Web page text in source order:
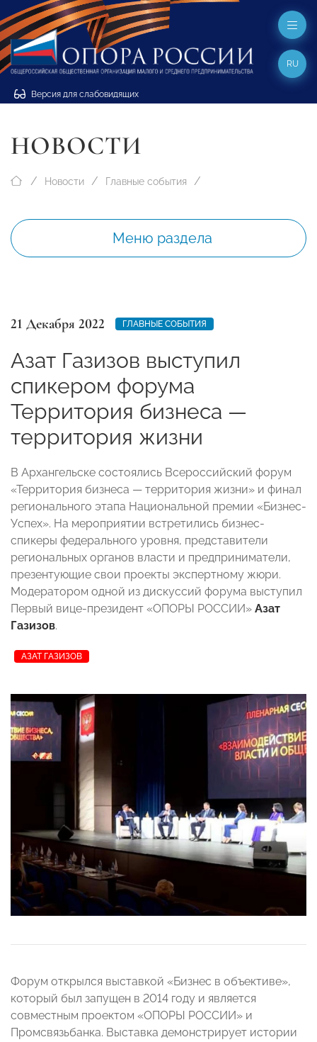
Версия для слабовидящих
RU
НОВОСТИ
Новости Главные события
Меню раздела
21 Декабря 2022 ГЛАВНЫЕ СОБЫТИЯ
Азат Газизов выступил
спикером форума
Территория бизнеса —
территория жизни
В Архангельске состоялись Всероссийский форум
«Территория бизнеса — территория жизни» и финал
регионального этапа Национальной премии «Бизнес-
Успех». На мероприятии встретились бизнес-
спикеры федерального уровня, представители
региональных органов власти и предприниматели,
презентующие свои проекты экспертному жюри.
Модератором одной из дискуссий форума выступил
Первый вице-президент «ОПОРЫ РОССИИ» Азат
Газизов.
АЗАТ ГАЗИЗОВ
Форум открылся выставкой «Бизнес в объективе»,
который был запущен в 2014 году и является
совместным проектом «ОПОРЫ РОССИИ» и
Промсвязьбанка. Выставка демонстрирует истории